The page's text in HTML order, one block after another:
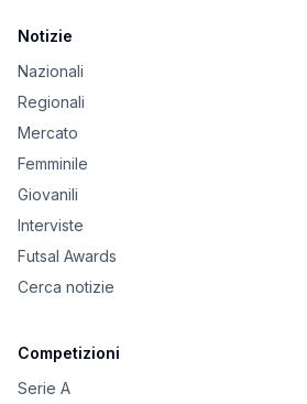
Notizie
Nazionali
Regionali
Mercato
Femminile
Giovanili
Interviste
Futsal Awards
Cerca notizie
Competizioni
Serie A